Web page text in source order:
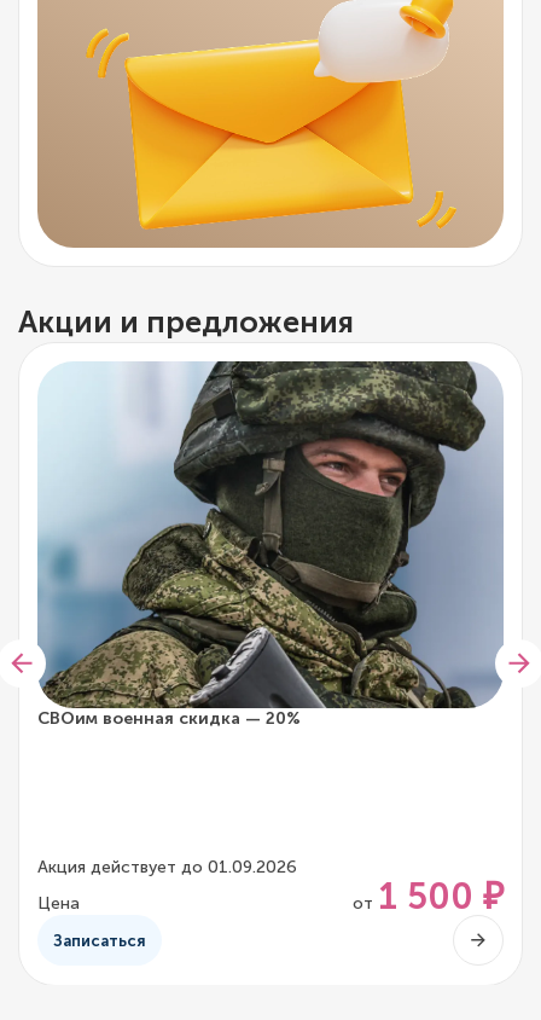
Акции и предложения
СВОим военная скидка — 20%
Акция действует до 01.09.2026
Цена
от 1 500 ₽
Записаться